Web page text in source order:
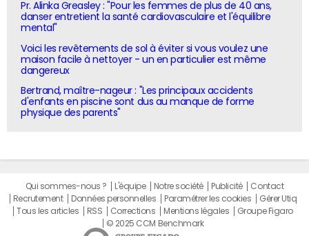
Pr. Alinka Greasley : "Pour les femmes de plus de 40 ans,
danser entretient la santé cardiovasculaire et l'équilibre
mental"
Voici les revêtements de sol à éviter si vous voulez une
maison facile à nettoyer - un en particulier est même
dangereux
Bertrand, maître-nageur : "Les principaux accidents
d'enfants en piscine sont dus au manque de forme
physique des parents"
Qui sommes-nous ? L'équipe Notre société Publicité
Contact
Recrutement
Données personnelles Paramétrer les cookies
Gérer Utiq
Tous les articles
RSS Corrections Mentions légales
Groupe Figaro
© 2025 CCM Benchmark